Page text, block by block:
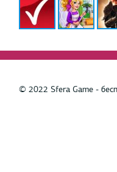
© 2022 Sfera Game -